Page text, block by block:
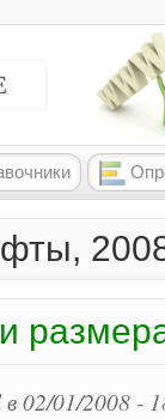
02/01/2008 -